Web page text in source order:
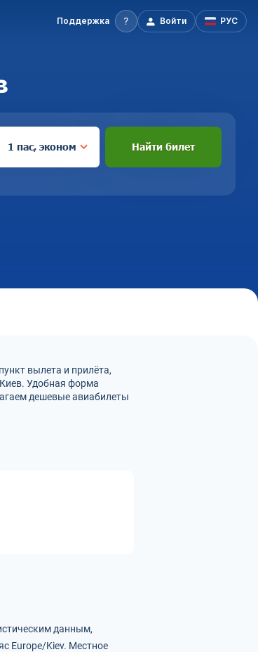
Поддержка Войти РУС
1 пас, эконом Найти билет
вылета и прилёта,
Удобная форма
дешевые авиабилеты
данным,
Europe/Kiev. Местное